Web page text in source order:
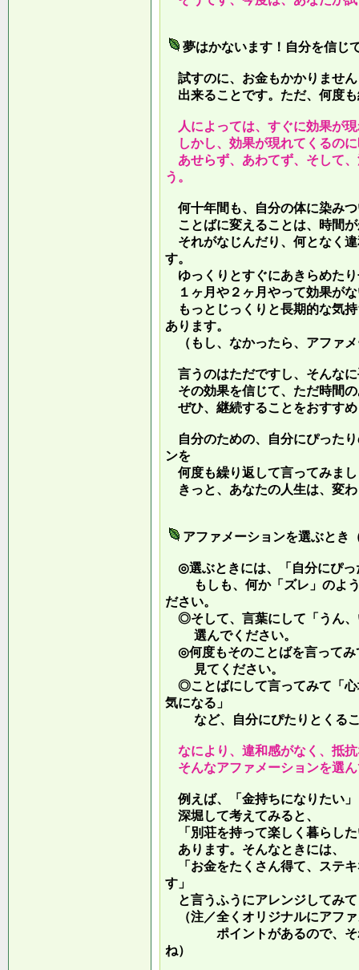
夢はかないます！自分を信じ
試すのに、お金もかかりませ
出来ることです。ただ、何度
人によっては、すぐに効果が
しかし、効果が現れてくるの
あせらず、あわてず、そして
う。
何十年間も、自分の体に染み
ことばに変えることは、時間
それがなじんだり、何となく
す。
ゆっくりとすぐにあきらめた
１ヶ月や２ヶ月やって効果が
もっとじっくりと長期的な気
あります。
（もし、なかったら、アファ
言うのはただですし、そんな
その効果を信じて、ただ時間
ぜひ、継続することをおすす
自分のための、自分にぴった
ンを
何度も繰り返して言ってみま
きっと、あなたの人生は、変
アファメーションを選ぶとき
◎選ぶときには、「自分にぴっ
もしも、何か「ズレ」のよう
ださい。
◎そして、言葉にして「うん、
選んでください。
◎何度もそのことばを言ってみ
見てください。
◎ことばにして言ってみて「心
気になる」
など、自分にぴたりとくるこ
なにより、違和感がなく、抵
そんなアファメーションを選
例えば、「金持ちになりたい
深堀して考えてみると、
「別荘を持って楽しく暮らし
あります。そんなときには、
「お金をたくさん得て、ステ
す」
と言うふうにアレンジしてみ
（注／全くオリジナルにアフ
ポイントがあるので、それ
ね）